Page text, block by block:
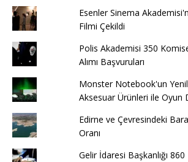
Esenler Sinema
Filmi Çekildi
Polis Akademisi 350
Alımı Başvuruları
Monster Notebook'un
Aksesuar Ürünleri ile Oyun
Edirne ve Çevresindeki
Oranı
Gelir İdaresi Başkanlığı 860